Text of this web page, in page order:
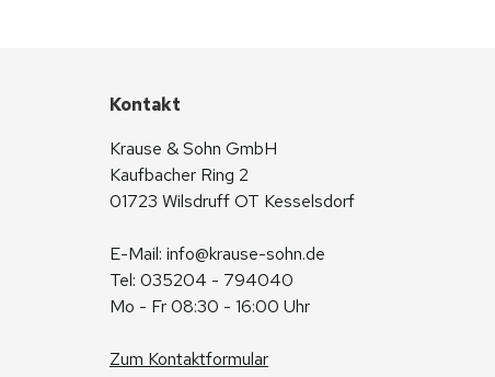
Kontakt
Krause & Sohn GmbH
Kaufbacher Ring 2
01723 Wilsdruff OT Kesselsdorf
E-Mail: info@krause-sohn.de
Tel: 035204 - 794040
Mo - Fr 08:30 - 16:00 Uhr
Zum Kontaktformular